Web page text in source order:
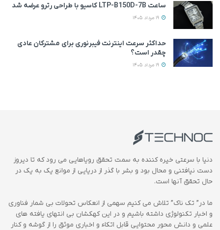
ساعت LTP-B150D-7B کاسیو با طراحی رترو عرضه شد
حداکثر سرعت اینترنت فیبرنوری برای مشترکان عادی
چقدر است؟
دنیا با سرعتی خیره کننده به سمت تحقق رویاهایی می رود که تا دیروز
دست نیافتنی و محال بود و بشر با گذر از دریایی از موانع یک به یک در
حال تحقق آنها است.
ما در” تک ناک” تلاش می کنیم سهمی از انعکاس تحولات بی شمار فناوری
و اخبار تکنولوژی داشته باشیم و در این کهکشان بی انتهای یافته های
علمی و دانش محور محتوایی قابل اتکاء و اخباری موثق را از گوشه و کنار